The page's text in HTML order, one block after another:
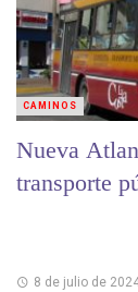
Nueva
transporte
8 de julio de
CAMINOS